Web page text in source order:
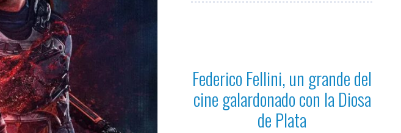
Federico Fellini, un grande del
cine galardonado con la Diosa
de Plata